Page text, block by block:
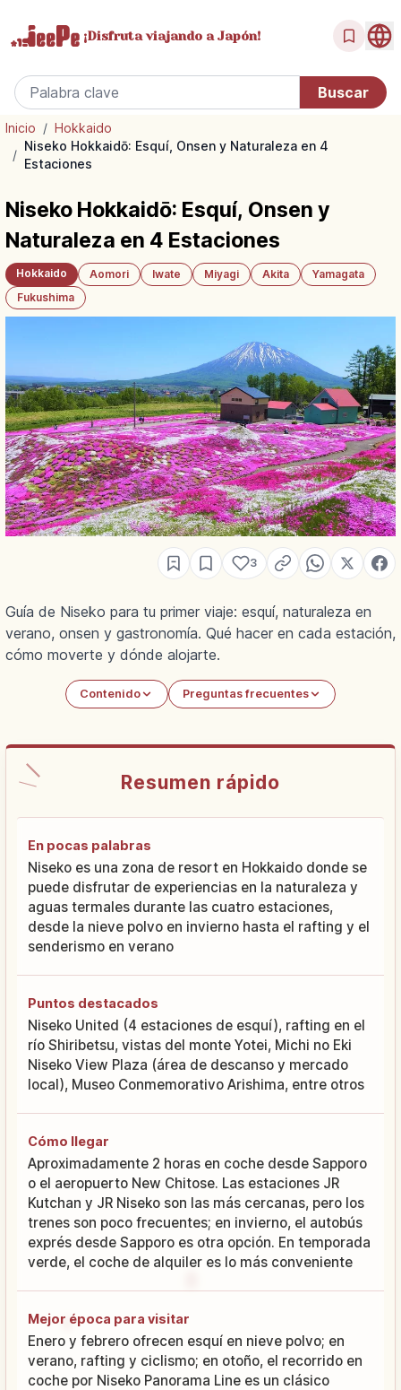
¡Disfrutaviajando a Japón!
Inicio / Hokkaido
/
Niseko Hokkaidō: Esquí, Onsen y Naturaleza en 4
Estaciones
Niseko Hokkaidō: Esquí, Onsen y
Naturaleza en 4 Estaciones
Hokkaido Aomori Iwate Miyagi Akita
Yamagata
Fukushima
3
Guía de Niseko para tu primer viaje: esquí, naturaleza en
verano, onsen y gastronomía. Qué hacer en cada estación,
cómo moverte y dónde alojarte.
Contenido Preguntas frecuentes
Resumen rápido
En pocas palabras
Niseko es una zona de resort en Hokkaido donde se
puede disfrutar de experiencias en la naturaleza y
aguas termales durante las cuatro estaciones,
desde la nieve polvo en invierno hasta el rafting y el
senderismo en verano
Puntos destacados
Niseko United (4 estaciones de esquí), rafting en el
río Shiribetsu, vistas del monte Yotei, Michi no Eki
Niseko View Plaza (área de descanso y mercado
local), Museo Conmemorativo Arishima, entre otros
Cómo llegar
Aproximadamente 2 horas en coche desde Sapporo
o el aeropuerto New Chitose. Las estaciones JR
Kutchan y JR Niseko son las más cercanas, pero los
trenes son poco frecuentes; en invierno, el autobús
exprés desde Sapporo es otra opción. En temporada
verde, el coche de alquiler es lo más conveniente
Mejor época para visitar
Enero y febrero ofrecen esquí en nieve polvo; en
verano, rafting y ciclismo; en otoño, el recorrido en
coche por Niseko Panorama Line es un clásico